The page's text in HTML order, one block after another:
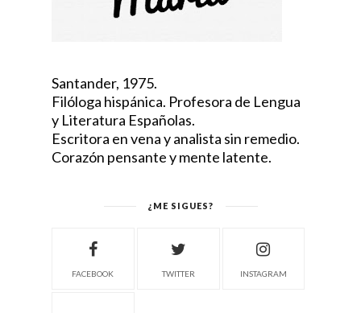
Santander, 1975.
Filóloga hispánica. Profesora de Lengua
y Literatura Españolas.
Escritora en vena y analista sin remedio.
Corazón pensante y mente latente.
¿ME SIGUES?
FACEBOOK TWITTER INSTAGRAM